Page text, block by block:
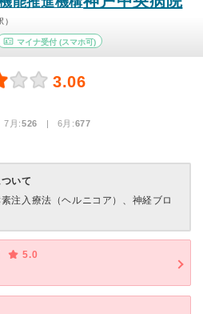
マイナ受付 (スマホ可)
3.06
7月:526 | 6月:677
いて
注入療法（ヘルニコア）、神経ブロ
5.0